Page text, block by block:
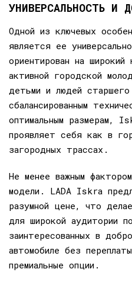
УНИВЕРСАЛЬНОСТЬ И
Одной из ключевых
является ее
ориентирован на
активной городской
детьми и людей
сбалансированным
оптимальным размерам,
проявляет себя как в
загородных трассах.
Не менее важным
модели. LADA Iskra
разумной цене, что
для широкой аудитории
заинтересованных в
автомобиле без
премиальные опции.